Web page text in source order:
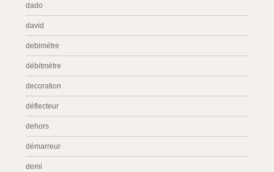
dado
david
debimétre
débitmètre
decoration
déflecteur
dehors
démarreur
demi